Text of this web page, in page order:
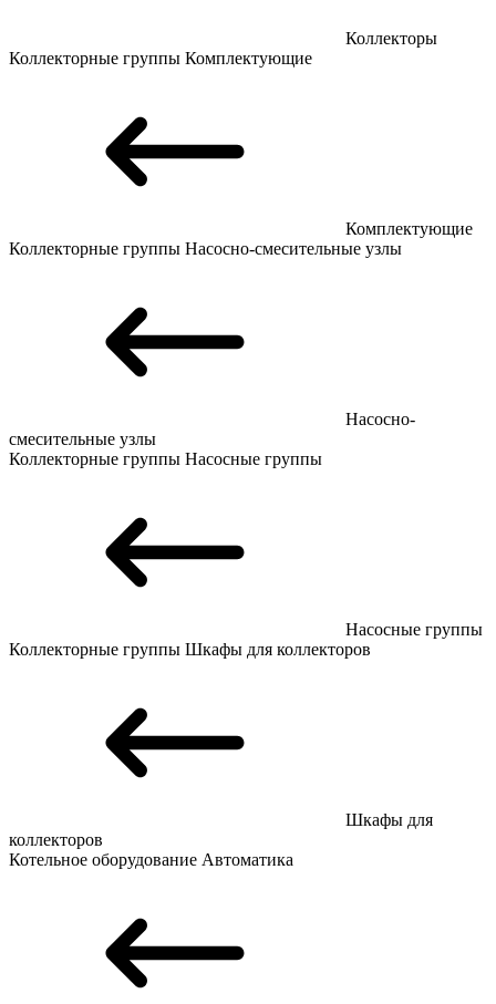
Коллекторы
Коллекторные группы Комплектующие
Комплектующие
Коллекторные группы Насосно-смесительные узлы
Насосно-
смесительные узлы
Коллекторные группы Насосные группы
Насосные группы
Коллекторные группы Шкафы для коллекторов
Шкафы для
коллекторов
Котельное оборудование Автоматика